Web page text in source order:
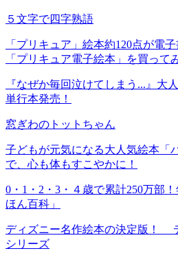
５文字で四字熟語
「プリキュア」絵本約120点が電
「プリキュア電子絵本」を買って
『なぜか毎回泣けてしまう...』大
単行本発売！
窓ぎわのトットちゃん
子どもが元気になる大人気絵本「
で、心も体もすこやかに！
0・1・2・3・４歳で累計250万部
ほん百科」
ディズニー名作絵本の決定版！
シリーズ